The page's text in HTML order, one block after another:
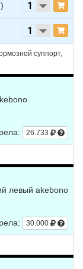
суппорт,
26.733
левый akebono
30.000